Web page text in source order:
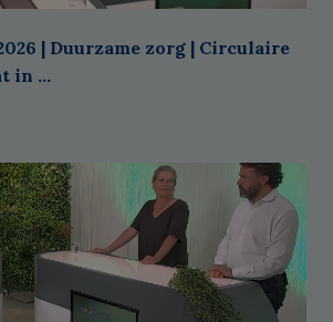
| Duurzame zorg | Circulaire
in ...